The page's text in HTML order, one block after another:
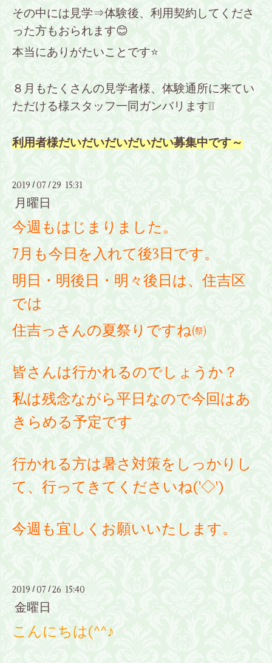
その中には見学⇒体験後、利用契約してくださ
った方もおられます😊
本当にありがたいことです⭐
８月もたくさんの見学者様、体験通所に来てい
ただける様スタッフ一同ガンバリます❕❕
利用者様だいだいだいだいだい募集中です～
2019 / 07 /29 15:31
月曜日
今週もはじまりました。
7月も今日を入れて後3日です。
明日・明後日・明々後日は、住吉区
では
住吉っさんの夏祭りですね㉀
皆さんは行かれるのでしょうか？
私は残念ながら平日なので今回はあ
きらめる予定です
行かれる方は暑さ対策をしっかりし
て、行ってきてくださいね('◇')ゞ
今週も宜しくお願いいたします。
2019 /07 /26 15:40
金曜日
こんにちは(^^♪